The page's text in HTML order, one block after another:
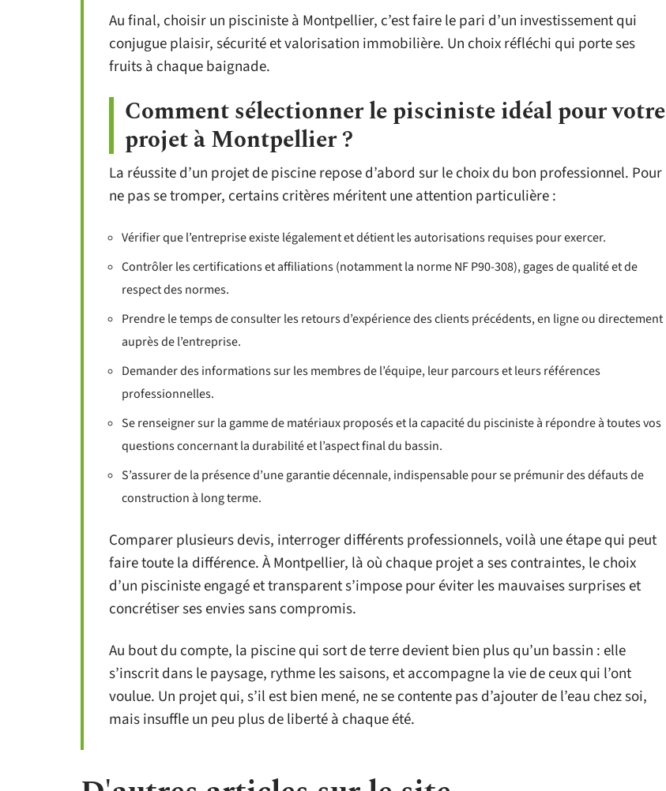
Au final, choisir un pisciniste à Montpellier, c’est faire le pari d’un investissement qui
conjugue plaisir, sécurité et valorisation immobilière. Un choix réfléchi qui porte ses
fruits à chaque baignade.
Comment sélectionner le pisciniste idéal pour votre
projet à Montpellier ?
La réussite d’un projet de piscine repose d’abord sur le choix du bon professionnel. Pour
ne pas se tromper, certains critères méritent une attention particulière :
Vérifier que l’entreprise existe légalement et détient les autorisations requises pour exercer.
Contrôler les certifications et affiliations (notamment la norme NF P90-308), gages de qualité et de
respect des normes.
Prendre le temps de consulter les retours d’expérience des clients précédents, en ligne ou directement
auprès de l’entreprise.
Demander des informations sur les membres de l’équipe, leur parcours et leurs références
professionnelles.
Se renseigner sur la gamme de matériaux proposés et la capacité du pisciniste à répondre à toutes vos
questions concernant la durabilité et l’aspect final du bassin.
S’assurer de la présence d’une garantie décennale, indispensable pour se prémunir des défauts de
construction à long terme.
Comparer plusieurs devis, interroger différents professionnels, voilà une étape qui peut
faire toute la différence. À Montpellier, là où chaque projet a ses contraintes, le choix
d’un pisciniste engagé et transparent s’impose pour éviter les mauvaises surprises et
concrétiser ses envies sans compromis.
Au bout du compte, la piscine qui sort de terre devient bien plus qu’un bassin : elle
s’inscrit dans le paysage, rythme les saisons, et accompagne la vie de ceux qui l’ont
voulue. Un projet qui, s’il est bien mené, ne se contente pas d’ajouter de l’eau chez soi,
mais insuffle un peu plus de liberté à chaque été.